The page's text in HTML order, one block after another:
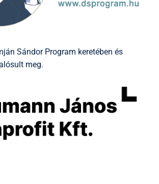
Sándor Program keretében és
meg.